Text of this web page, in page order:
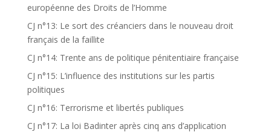
européenne des Droits de l’Homme
CJ n°13: Le sort des créanciers dans le nouveau droit
français de la faillite
CJ n°14: Trente ans de politique pénitentiaire française
CJ n°15: L’influence des institutions sur les partis
politiques
CJ n°16: Terrorisme et libertés publiques
CJ n°17: La loi Badinter après cinq ans d’application